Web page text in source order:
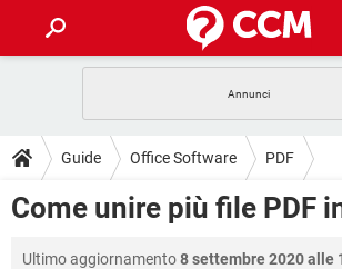
INTRATTENIMENTO ANDROID
iOS WINDOWS
GUIDE
COVID-19 GAMING
INTRATTENIMENTO ANDROID
iOS WINDOWS
DOWNLOAD
FORUM
Guide Office Software PDF
Come unire più file PDF
Ultimo aggiornamento8 settembre 2020 alle